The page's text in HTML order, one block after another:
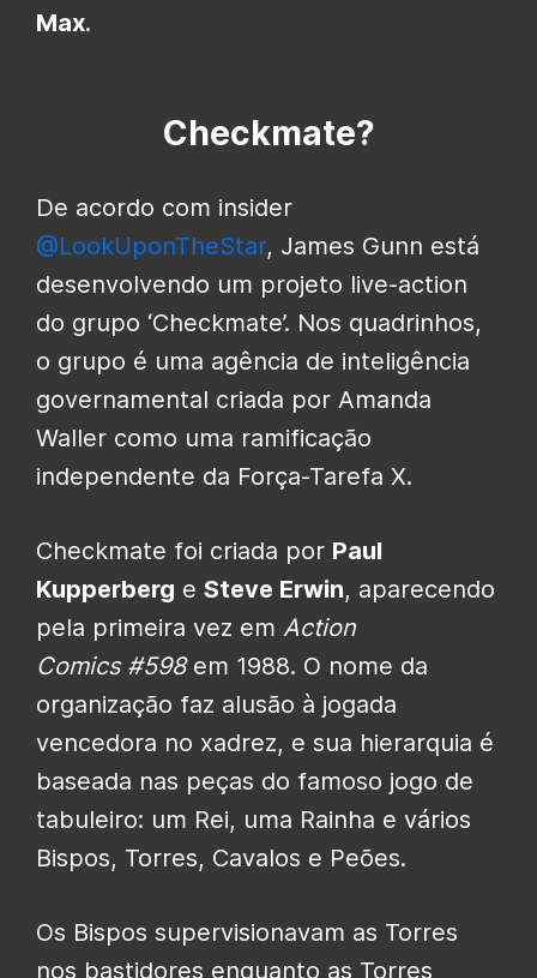
Max.
Checkmate?
De acordo com insider
@LookUponTheStar, James Gunn está
desenvolvendo um projeto live-action
do grupo ‘Checkmate’. Nos quadrinhos,
o grupo é uma agência de inteligência
governamental criada por Amanda
Waller como uma ramificação
independente da Força-Tarefa X.
Checkmate foi criada por Paul
Kupperberg e Steve Erwin, aparecendo
pela primeira vez em Action
Comics #598em 1988. O nome da
organização faz alusão à jogada
vencedora no xadrez, e sua hierarquia é
baseada nas peças do famoso jogo de
tabuleiro: um Rei, uma Rainha e vários
Bispos, Torres, Cavalos e Peões.
Os Bispos supervisionavam as Torres
nos bastidores enquanto as Torres